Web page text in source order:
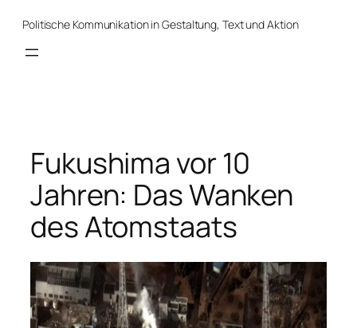
Politische Kommunikation in Gestaltung, Text und Aktion
Fukushima vor 10
Jahren: Das Wanken
des Atomstaats